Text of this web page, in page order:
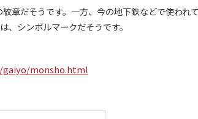
章だそうです。一方、今の地下鉄などで使われ
シンボルマークだそうです。
monsho.html